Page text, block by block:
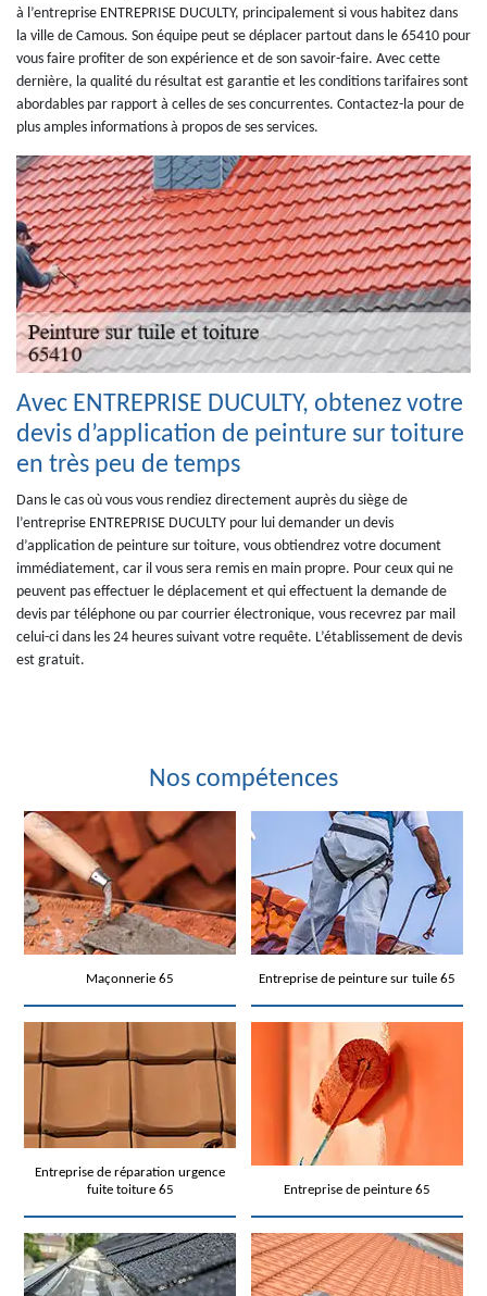
à l’entreprise ENTREPRISE DUCULTY, principalement si vous habitez dans
la ville de Camous. Son équipe peut se déplacer partout dans le 65410 pour
vous faire profiter de son expérience et de son savoir-faire. Avec cette
dernière, la qualité du résultat est garantie et les conditions tarifaires sont
abordables par rapport à celles de ses concurrentes. Contactez-la pour de
plus amples informations à propos de ses services.
Avec ENTREPRISE DUCULTY, obtenez votre
devis d’application de peinture sur toiture
en très peu de temps
Dans le cas où vous vous rendiez directement auprès du siège de
l’entreprise ENTREPRISE DUCULTY pour lui demander un devis
d’application de peinture sur toiture, vous obtiendrez votre document
immédiatement, car il vous sera remis en main propre. Pour ceux qui ne
peuvent pas effectuer le déplacement et qui effectuent la demande de
devis par téléphone ou par courrier électronique, vous recevrez par mail
celui-ci dans les 24 heures suivant votre requête. L’établissement de devis
est gratuit.
Nos compétences
Maçonnerie 65 Entreprise de peinture sur tuile 65
Entreprise de réparation urgence
fuite toiture 65
Entreprise de peinture 65